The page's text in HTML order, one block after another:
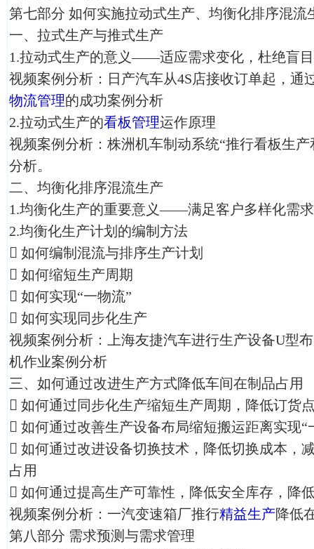
第七部分 如何实施拉动式生产、均衡化排序混流
一、拉式生产与推式生产
1.拉动式生产的意义——适应需求变化，杜绝盲
视频案例分析：日产汽车从4S店接收订单起，通
物流管理的成功案例分析
2.拉动式生产的看板管理运作原理
视频案例分析：株洲机车制动系统“推行看板生
分析。
二、均衡化排序混流生产
1.均衡化生产的重要意义——满足客户多样化需求
2.均衡化生产计划的编制方法
 如何编制混流与排序生产计划
 如何缩短生产周期
 如何实现“一物流”
 如何实现同步化生产
视频案例分析：上海友捷汽车进行生产设备U型
机作业案例分析
三、如何通过改进生产方式降低车间在制品占用
 如何通过同步化生产缩短生产周期，降低订货
 如何通过改善生产设备布局缩短搬运距离实现
 如何通过改进设备切换技术，降低切换成本，
占用
 如何通过提高生产可靠性，降低安全库存，降
视频案例分析：一汽变速箱厂推行精益生产降低
第八部分 需求预测与需求管理